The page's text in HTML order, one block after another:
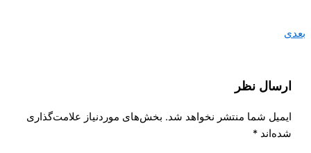
بعدی
ارسال نظر
ایمیل شما منتشر نخواهد شد. بخش‌های موردنیاز علامت‌گذاری
شده‌اند*